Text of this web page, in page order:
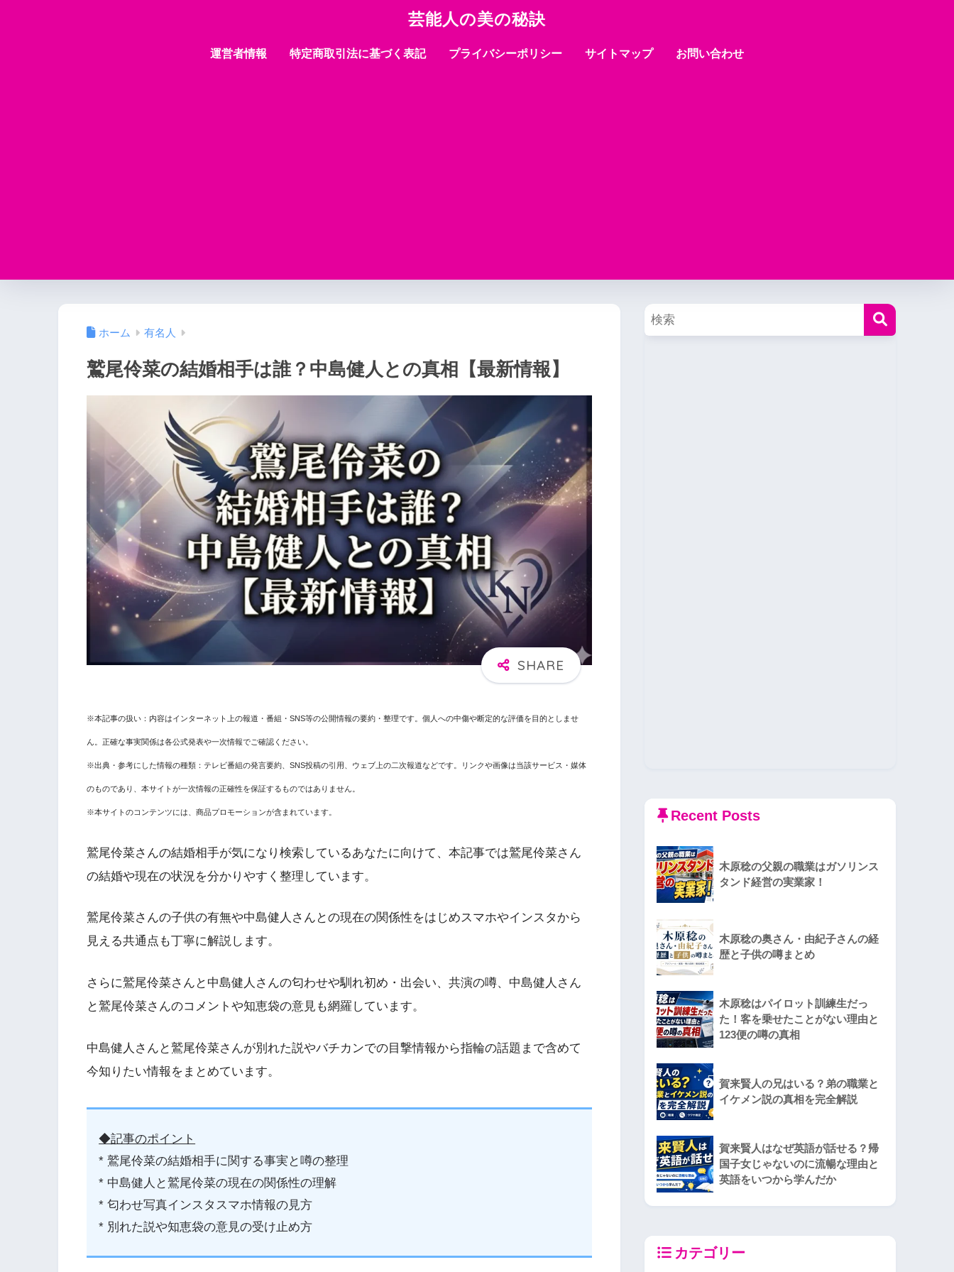
芸能人の美の秘訣
運営者情報 特定商取引法に基づく表記 プライバシーポリシー サイトマップ お問い合わせ
ホーム 有名人
鷲尾伶菜の結婚相手は誰？中島健人との真相【最新情報】
※本記事の扱い：内容はインターネット上の報道・番組・SNS等の公開情報の要約・整理です。個人への中傷や断定的な評価を目的としませ
ん。正確な事実関係は各公式発表や一次情報でご確認ください。
※出典・参考にした情報の種類：テレビ番組の発言要約、SNS投稿の引用、ウェブ上の二次報道などです。リンクや画像は当該サービス・媒体
のものであり、本サイトが一次情報の正確性を保証するものではありません。
※本サイトのコンテンツには、商品プロモーションが含まれています。
鷲尾伶菜さんの結婚相手が気になり検索しているあなたに向けて、本記事では鷲尾伶菜さん
の結婚や現在の状況を分かりやすく整理しています。
鷲尾伶菜さんの子供の有無や中島健人さんとの現在の関係性をはじめスマホやインスタから
見える共通点も丁寧に解説します。
さらに鷲尾伶菜さんと中島健人さんの匂わせや馴れ初め・出会い、共演の噂、中島健人さん
と鷲尾伶菜さんのコメントや知恵袋の意見も網羅しています。
中島健人さんと鷲尾伶菜さんが別れた説やバチカンでの目撃情報から指輪の話題まで含めて
今知りたい情報をまとめています。
◆記事のポイント
* 鷲尾伶菜の結婚相手に関する事実と噂の整理
* 中島健人と鷲尾伶菜の現在の関係性の理解
* 匂わせ写真インスタスマホ情報の見方
* 別れた説や知恵袋の意見の受け止め方
Recent Posts
木原稔の父親の職業はガソリンス
タンド経営の実業家！
木原稔の奥さん・由紀子さんの経
歴と子供の噂まとめ
木原稔はパイロット訓練生だっ
た！客を乗せたことがない理由と
123便の噂の真相
賀来賢人の兄はいる？弟の職業と
イケメン説の真相を完全解説
賀来賢人はなぜ英語が話せる？帰
国子女じゃないのに流暢な理由と
英語をいつから学んだか
カテゴリー